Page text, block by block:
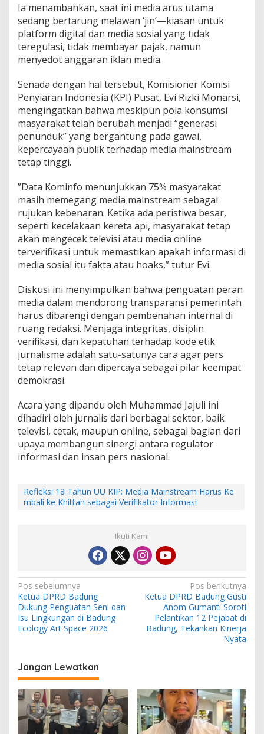
r
I
n
f
r
a
s
i
​Ia menambahkan, saat ini media arus utama
sedang bertarung melawan ‘jin’—kiasan untuk
platform digital dan media sosial yang tidak
teregulasi, tidak membayar pajak, namun
menyedot anggaran iklan media.
Senada dengan hal tersebut, Komisioner Komisi
Penyiaran Indonesia (KPI) Pusat, Evi Rizki Monarsi,
mengingatkan bahwa meskipun pola konsumsi
masyarakat telah berubah menjadi “generasi
penunduk” yang bergantung pada gawai,
kepercayaan publik terhadap media mainstream
tetap tinggi.
​”Data Kominfo menunjukkan 75% masyarakat
masih memegang media mainstream sebagai
rujukan kebenaran. Ketika ada peristiwa besar,
seperti kecelakaan kereta api, masyarakat tetap
akan mengecek televisi atau media online
terverifikasi untuk memastikan apakah informasi di
media sosial itu fakta atau hoaks,” tutur Evi.
​Diskusi ini menyimpulkan bahwa penguatan peran
media dalam mendorong transparansi pemerintah
harus dibarengi dengan pembenahan internal di
ruang redaksi. Menjaga integritas, disiplin
verifikasi, dan kepatuhan terhadap kode etik
jurnalisme adalah satu-satunya cara agar pers
tetap relevan dan dipercaya sebagai pilar keempat
demokrasi.
​Acara yang dipandu oleh Muhammad Jajuli ini
dihadiri oleh jurnalis dari berbagai sektor, baik
televisi, cetak, maupun online, sebagai bagian dari
upaya membangun sinergi antara regulator
informasi dan insan pers nasional.
Refleksi 18 Tahun UU KIP: Media Mainstream Harus Ke
mbali ke Khittah sebagai Verifikator Informasi
Ikuti Kami
N
a
v
i
a
s
i
p
Pos sebelumnya
Ketua DPRD Badung
Dukung Penguatan Seni dan
Isu Lingkungan di Badung
Ecology Art Space 2026
Pos berikutnya
Ketua DPRD Badung Gusti
Anom Gumanti Soroti
Pelantikan 12 Pejabat di
Badung, Tekankan Kinerja
Nyata
Jangan Lewatkan